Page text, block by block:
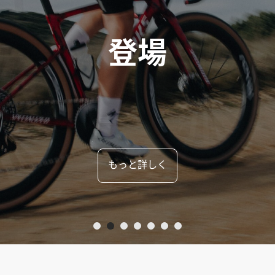
延長&フレームセ
もっと詳しく